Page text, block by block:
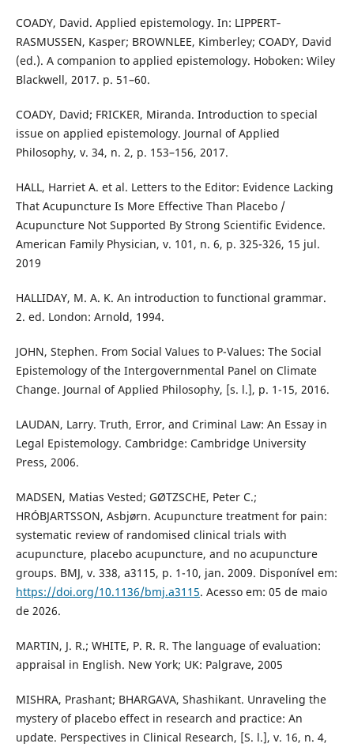
COADY, David. Applied epistemology. In: LIPPERT‐
RASMUSSEN, Kasper; BROWNLEE, Kimberley; COADY, David
(ed.). A companion to applied epistemology. Hoboken: Wiley
Blackwell, 2017. p. 51–60.
COADY, David; FRICKER, Miranda. Introduction to special
issue on applied epistemology. Journal of Applied
Philosophy, v. 34, n. 2, p. 153–156, 2017.
HALL, Harriet A. et al. Letters to the Editor: Evidence Lacking
That Acupuncture Is More Effective Than Placebo /
Acupuncture Not Supported By Strong Scientific Evidence.
American Family Physician, v. 101, n. 6, p. 325-326, 15 jul.
2019
HALLIDAY, M. A. K. An introduction to functional grammar.
2. ed. London: Arnold, 1994.
JOHN, Stephen. From Social Values to P-Values: The Social
Epistemology of the Intergovernmental Panel on Climate
Change. Journal of Applied Philosophy, [s. l.], p. 1-15, 2016.
LAUDAN, Larry. Truth, Error, and Criminal Law: An Essay in
Legal Epistemology. Cambridge: Cambridge University
Press, 2006.
MADSEN, Matias Vested; GØTZSCHE, Peter C.;
HRÓBJARTSSON, Asbjørn. Acupuncture treatment for pain:
systematic review of randomised clinical trials with
acupuncture, placebo acupuncture, and no acupuncture
groups. BMJ, v. 338, a3115, p. 1-10, jan. 2009. Disponível em:
https://doi.org/10.1136/bmj.a3115. Acesso em: 05 de maio
de 2026.
MARTIN, J. R.; WHITE, P. R. R. The language of evaluation:
appraisal in English. New York; UK: Palgrave, 2005
MISHRA, Prashant; BHARGAVA, Shashikant. Unraveling the
mystery of placebo effect in research and practice: An
update. Perspectives in Clinical Research, [S. l.], v. 16, n. 4,